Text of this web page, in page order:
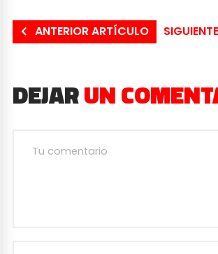
ANTERIOR ARTÍCULO
DEJARUN